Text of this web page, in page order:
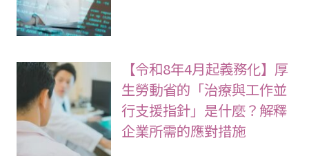
【令和8年4月起義務化】厚
生勞動省的「治療與工作並
行支援指針」是什麼？解釋
企業所需的應對措施